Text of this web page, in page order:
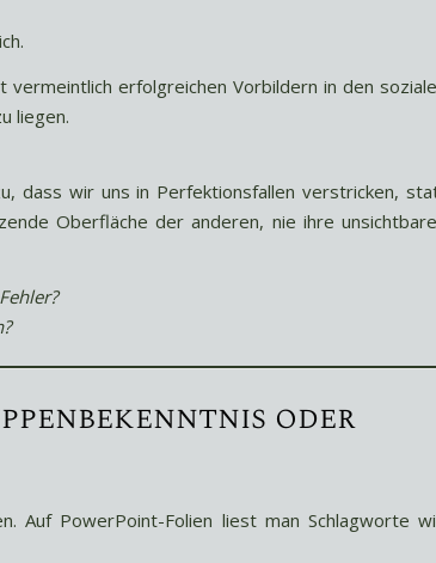
vermeintlich erfolgreichen Vorbildern in den
liegen.
dass wir uns in Perfektionsfallen verstricken,
Oberfläche der anderen, nie ihre
oder
Auf PowerPoint-Folien liest man Schlagworte